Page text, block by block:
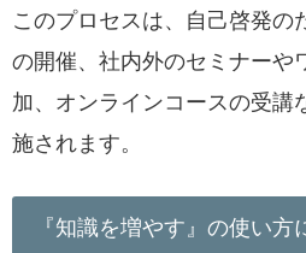
このプロセスは、自己啓発の
の開催、社内外のセミナーや
加、オンラインコースの受講
施されます。
『知識を増やす』の使い方